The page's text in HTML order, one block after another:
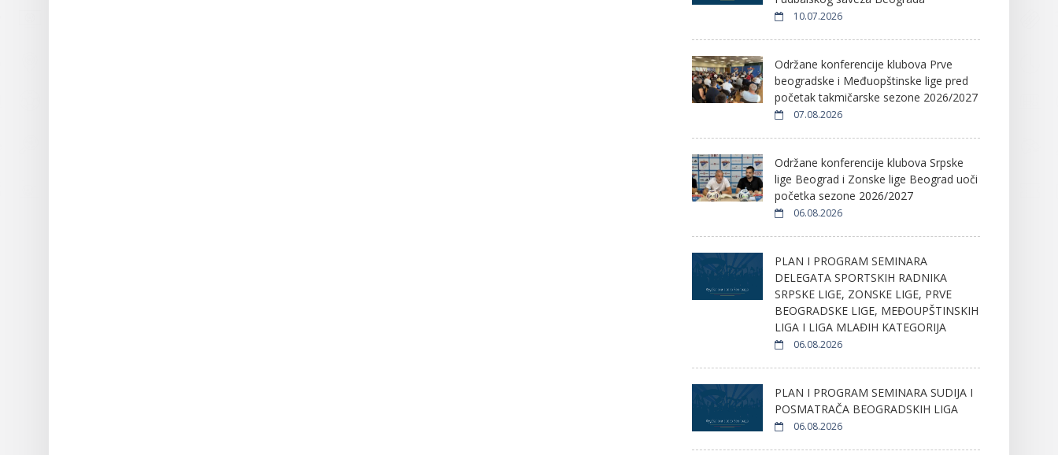
10.07.2026
Održane konferencije klubova Prve
beogradske i Međuopštinske lige pred
početak takmičarske sezone 2026/2027
07.08.2026
Održane konferencije klubova Srpske
lige Beograd i Zonske lige Beograd uoči
početka sezone 2026/2027
06.08.2026
PLAN I PROGRAM SEMINARA
DELEGATA SPORTSKIH RADNIKA
SRPSKE LIGE, ZONSKE LIGE, PRVE
BEOGRADSKE LIGE, MEĐOUPŠTINSKIH
LIGA I LIGA MLAĐIH KATEGORIJA
06.08.2026
PLAN I PROGRAM SEMINARA SUDIJA I
POSMATRAČA BEOGRADSKIH LIGA
06.08.2026